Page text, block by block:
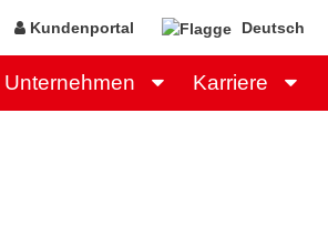
Deutsch
Kundenportal
Unternehmen Karriere